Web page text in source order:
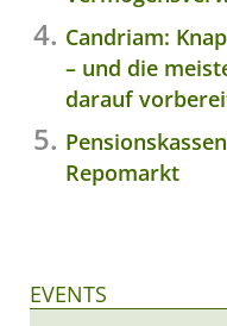
Candriam:
– und die
darauf
Repomarkt
EVENTS